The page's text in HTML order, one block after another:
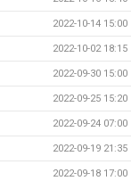
2022-10-14 15:00
2022-10-02 18:15
2022-09-30 15:00
2022-09-25 15:20
2022-09-24 07:00
2022-09-19 21:35
2022-09-18 17:00